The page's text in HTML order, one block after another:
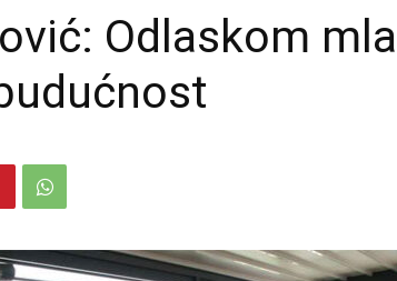
Odlaskom